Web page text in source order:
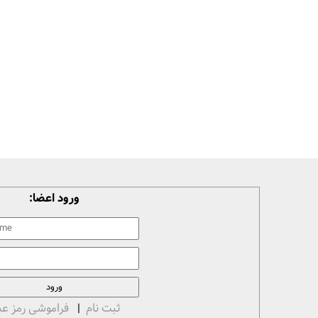
ورود اعضا:
ثبت نام | فراموشی رمز